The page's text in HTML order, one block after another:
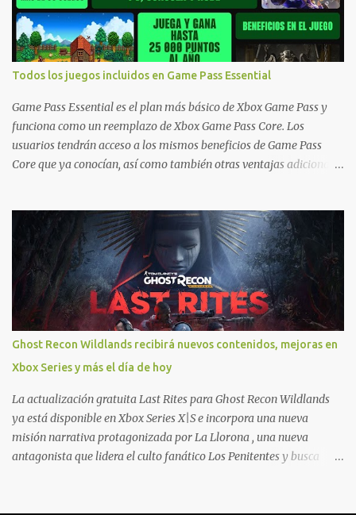
o en vídeo para que se quiten todas las dudas generales de cómo
hacer compras en Xbox . Podes consultar un listado más completo
de promociones desde xbox.com. El post puede tener
actualizaciones regulares o cambios ante cualquier error. Ofertas
- Argentina Ofertas - Chile Ofertas - Colombia Ofertas - México
Ofertas - Estados Unidos Ofertas - España Todas las ofertas de
Xbox One también aplican a Xbox Series, a excepción de los jue...
Todos los juegos incluidos en Game Pass Essential
Game Pass Essential es el plan más básico de Xbox Game Pass y
funciona como un reemplazo de Xbox Game Pass Core. Los
usuarios tendrán acceso a los mismos beneficios de Game Pass
Core que ya conocían, así como también otras ventajas adicionales
que están en Xbox y PC, que van desde skins, desbloqueo de
personajes, paquetes de armas hasta emotes, monedas virtuales y
más para diferentes títulos. Todas estas ventajas se pueden
reclamar desde la sección de Game Pass o en tu aplicación de Xbox
yendo directamente a la pestaña de Game Pass. Essential también
ahora sumará el acceso a la Nube de Xbox, el cual nos permitite
jugar una pequeña porción de los juegos de la suscripción
mediante xCloud y más de 600 juegos compatibles si es que los
compramos previamente (con más títulos en camino a ser
compatibles con la función Transmite tu Propios Juegos). Pueden
leer más...
Ghost Recon Wildlands recibirá nuevos contenidos, mejoras en
Xbox Series y más el día de hoy
La actualización gratuita Last Rites para Ghost Recon Wildlands
ya está disponible en Xbox Series X|S e incorpora una nueva
misión narrativa protagonizada por La Llorona , una nueva
antagonista que lidera el culto fanático Los Penitentes y busca